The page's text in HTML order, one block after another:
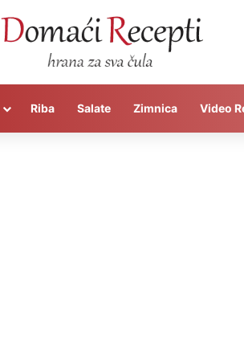
Riba Salate Zimnica Video